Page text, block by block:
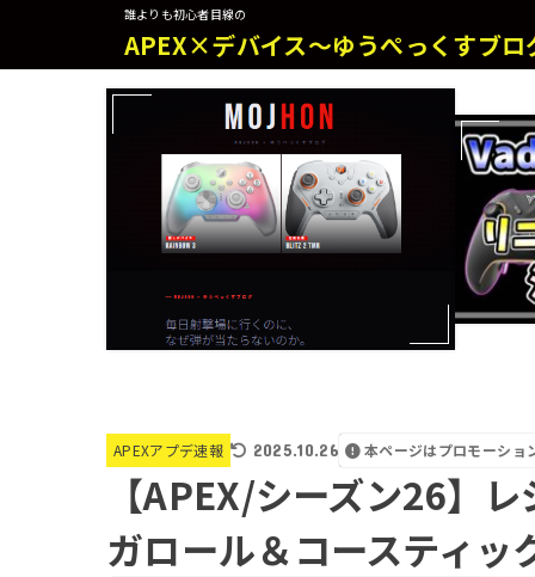
誰よりも初心者目線の
APEX×デバイス～ゆうぺっくすブロ
APEXアプデ速報 2025.10.26 本ページはプロモーショ
【APEX/シーズン26】
ガロール＆コースティッ